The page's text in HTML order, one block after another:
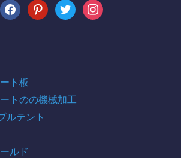
facebookpinteresttwitter instagram
ト板
トのの機械加工
ルテント
ルド